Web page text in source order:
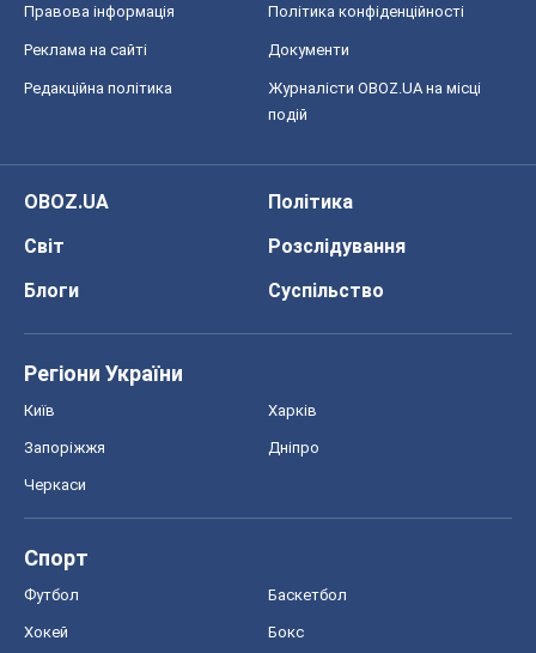
Правова інформація Політика конфіденційності
Реклама на сайті Документи
Редакційна політика
Журналісти OBOZ.UA на місці
подій
OBOZ.UA
Політика
Світ
Розслідування
Блоги
Суспільство
Регіони України
Київ Харків
Запоріжжя Дніпро
Черкаси
Спорт
Футбол Баскетбол
Хокей Бокс